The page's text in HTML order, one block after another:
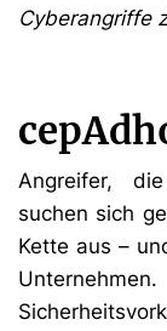
Cyberangriffe
Angreifer,
suchen sich
Kette aus –